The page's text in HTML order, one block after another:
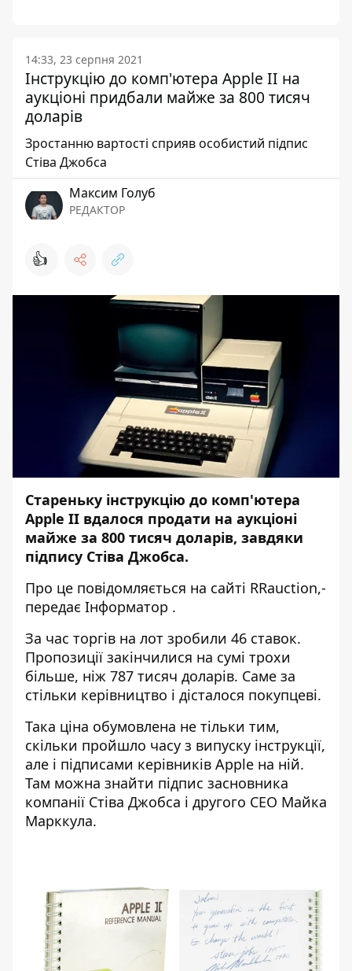
14:33, 23 серпня 2021
Інструкцію до комп'ютера Apple II на
аукціоні придбали майже за 800 тисяч
доларів
Зростанню вартості сприяв особистий підпис
Стіва Джобса
Максим Голуб
РЕДАКТОР
👍
Стареньку інструкцію до комп'ютера
Apple II вдалося продати на аукціоні
майже за 800 тисяч доларів, завдяки
підпису Стіва Джобса.
Про це повідомляється на сайті RRauction,-
передає Інформатор .
За час торгів на лот зробили 46 ставок.
Пропозиції закінчилися на сумі трохи
більше, ніж 787 тисяч доларів. Саме за
стільки керівництво і дісталося покупцеві.
Така ціна обумовлена не тільки тим,
скільки пройшло часу з випуску інструкції,
але і підписами керівників Apple на ній.
Там можна знайти підпис засновника
компанії Стіва Джобса і другого СЕО Майка
Марккула.